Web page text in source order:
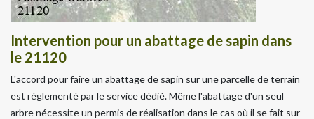
Intervention pour un abattage de sapin dans
le 21120
L'accord pour faire un abattage de sapin sur une parcelle de terrain
est réglementé par le service dédié. Même l'abattage d'un seul
arbre nécessite un permis de réalisation dans le cas où il se fait sur